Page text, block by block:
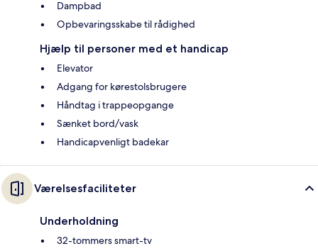
Dampbad
Opbevaringsskabe til rådighed
Hjælp til personer med et handicap
Elevator
Adgang for kørestolsbrugere
Håndtag i trappeopgange
Sænket bord/vask
Handicapvenligt badekar
Værelsesfaciliteter
Underholdning
32-tommers smart-tv